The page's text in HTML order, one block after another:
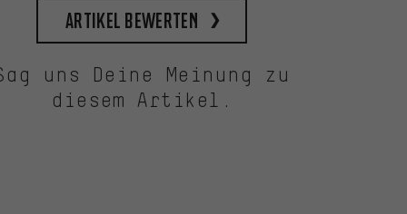
Artikel bewerten
uns Deine Meinung zu
diesem Artikel.